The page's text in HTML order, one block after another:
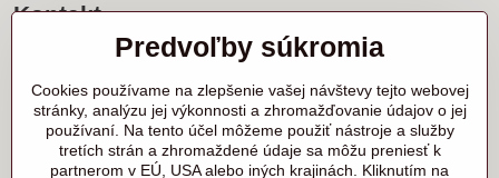
Kontakt
Sídlo firmy a korešpondenčná adresa
Ľanová 31
900 25 Chorvátsky Grob
+421 905 818 702 p. Marek Nerád
+421 910 919 130 p. Michal Horník
Predvoľby súkromia
Cookies používame na zlepšenie vašej návštevy tejto webovej
stránky, analýzu jej výkonnosti a zhromažďovanie údajov o jej
používaní. Na tento účel môžeme použiť nástroje a služby
tretích strán a zhromaždené údaje sa môžu preniesť k
partnerom v EÚ, USA alebo iných krajinách. Kliknutím na